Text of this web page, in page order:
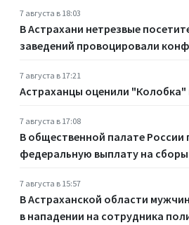
7 августа в 18:03
В Астрахани нетрезвые
заведений провоцировали
7 августа в 17:21
Астраханцы оценили "Колобка"
7 августа в 17:08
В общественной палате России
федеральную выплату на
7 августа в 15:57
В Астраханской области
в нападении на сотрудника